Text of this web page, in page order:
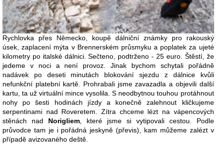
Rychlovka přes Německo, koupě dálniční známky pro rakouský
úsek, zaplacení mýta v Brennerském průsmyku a poplatek za ujeté
kilometry po italské dálnici. Sečteno, podtrženo - 25 euro. Štěstí, že
jedeme v noci a není provoz. Jinak bychom schytali pořádně
nadávek po deseti minutách blokování sjezdu z dálnice kvůli
nefunkční platební kartě. Prohrabali jsme zavazadla a objevili další
kartu, ta už virtuální mince vysolila. S neodbytnou touhou protáhnout
nohy po šesti hodinách jízdy a konečně zalehnout kličkujeme
serpentinami nad Roveretem. Zítra chceme lézt na vápencových
stěnách nad Norigliem, které jsme si vytipovali cestou. Podle
průvodce tam je i pořádná jeskyně (převis), kam můžeme zalézt v
případě avizovaného deště.